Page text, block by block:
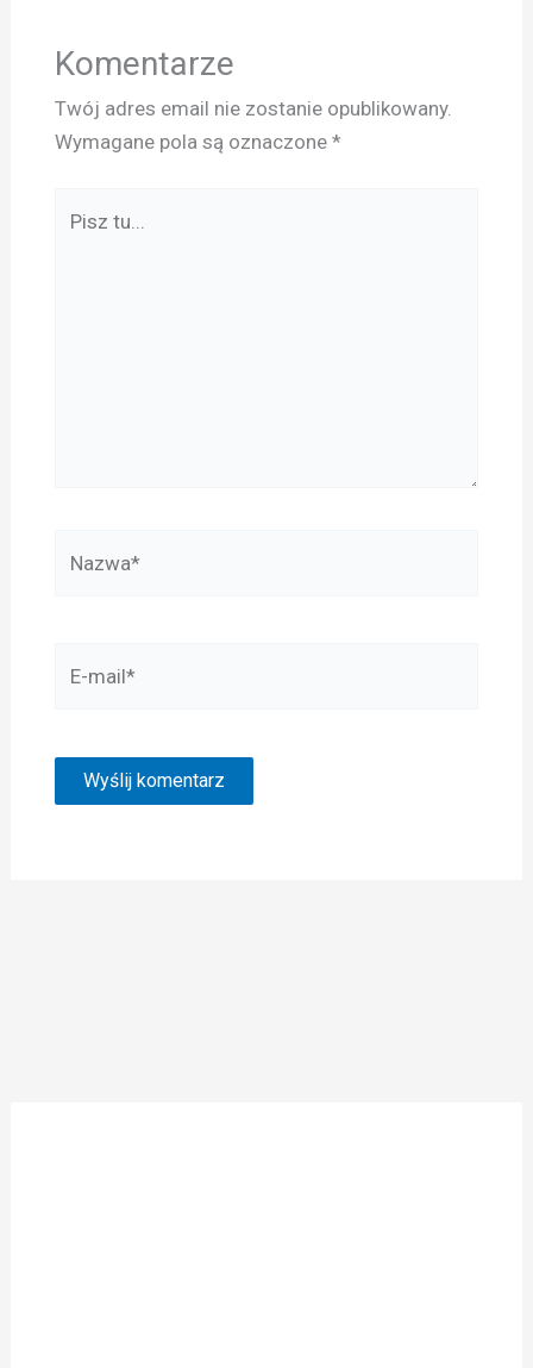
Komentarze
Twój adres email nie zostanie opublikowany.
Wymagane pola są oznaczone *